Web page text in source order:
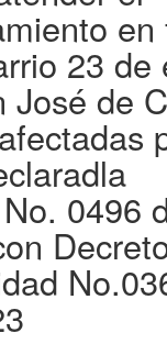
en
23 de
José de
0496